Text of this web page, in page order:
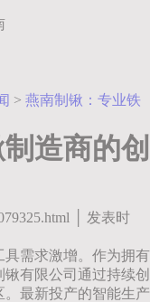
> 燕南制锹：专业铁
造商的创
│ 发表时
具需求激增。作为拥有
有限公司通过持续创
最新投产的智能生产